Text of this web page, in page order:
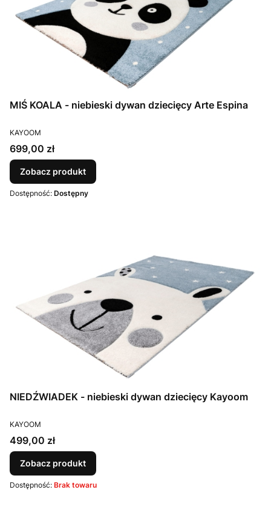
MIŚ KOALA - niebieski dywan dziecięcy Arte Espina
PRODUCENT
KAYOOM
Cena
699,00 zł
Zobacz produkt
Dostępność: Dostępny
NIEDŹWIADEK - niebieski dywan dziecięcy Kayoom
PRODUCENT
KAYOOM
Cena
499,00 zł
Zobacz produkt
Dostępność: Brak towaru